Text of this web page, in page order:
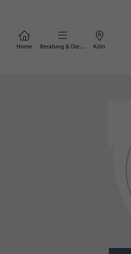
Home Beratung & Dienstleistungen Köln